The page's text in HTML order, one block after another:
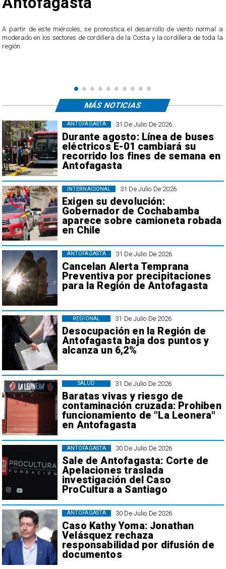
A partir de este miércoles, se pronostica el desarrollo de viento normal a
moderado en los sectores de cordillera de la Costa y la cordillera de toda la
región.
31 De Julio De 2026
Durante agosto: Línea de buses
eléctricos E-01 cambiará su
recorrido los fines de semana en
Antofagasta
ANTOFAGASTA
31 De Julio De 2026
Exigen su devolución:
Gobernador de Cochabamba
aparece sobre camioneta robada
en Chile
INTERNACIONAL
31 De Julio De 2026
Cancelan Alerta Temprana
Preventiva por precipitaciones
para la Región de Antofagasta
ANTOFAGASTA
31 De Julio De 2026
Desocupación en la Región de
Antofagasta baja dos puntos y
alcanza un 6,2%
REGIONAL
31 De Julio De 2026
Baratas vivas y riesgo de
contaminación cruzada: Prohiben
funcionamiento de "La Leonera"
en Antofagasta
SALUD
30 De Julio De 2026
Sale de Antofagasta: Corte de
Apelaciones traslada
investigación del Caso
ProCultura a Santiago
ANTOFAGASTA
30 De Julio De 2026
Caso Kathy Yoma: Jonathan
Velásquez rechaza
responsabilidad por difusión de
documentos
ANTOFAGASTA
MÁS NOTICIAS